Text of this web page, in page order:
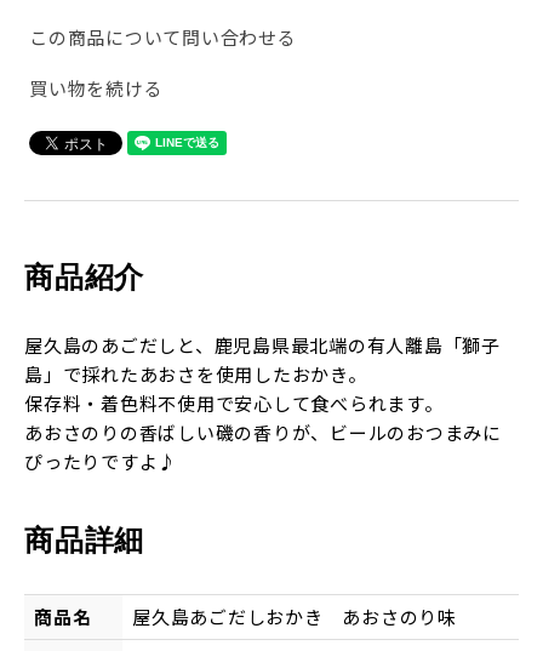
この商品について問い合わせる
買い物を続ける
商品紹介
屋久島のあごだしと、鹿児島県最北端の有人離島「獅子
島」で採れたあおさを使用したおかき。
保存料・着色料不使用で安心して食べられます。
あおさのりの香ばしい磯の香りが、ビールのおつまみに
ぴったりですよ♪
商品詳細
商品名
屋久島あごだしおかき あおさのり味